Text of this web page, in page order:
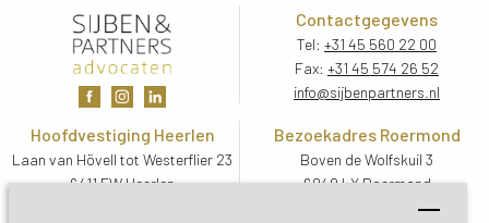
Contactgegevens
Tel: +31 45 560 22 00
Fax: +31 45 574 26 52
info@sijbenpartners.nl
Hoofdvestiging Heerlen
Laan van Hövell tot Westerflier 23
6411 EW Heerlen
Bezoekadres Roermond
Boven de Wolfskuil 3
6049 LX Roermond
Routebeschrijving